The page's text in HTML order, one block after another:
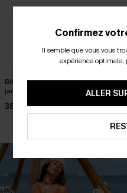
Bikini colorblock à top triangle et
jambe ultra haute
38,00 €
Confirmez
Il semble que vous vous
expérience optimale,
ALLER